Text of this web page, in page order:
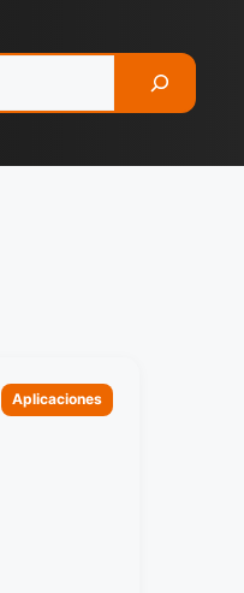
Categorias
Aplicaciones